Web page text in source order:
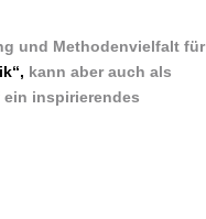
und Methodenvielfalt für
kann aber auch als
inspirierendes